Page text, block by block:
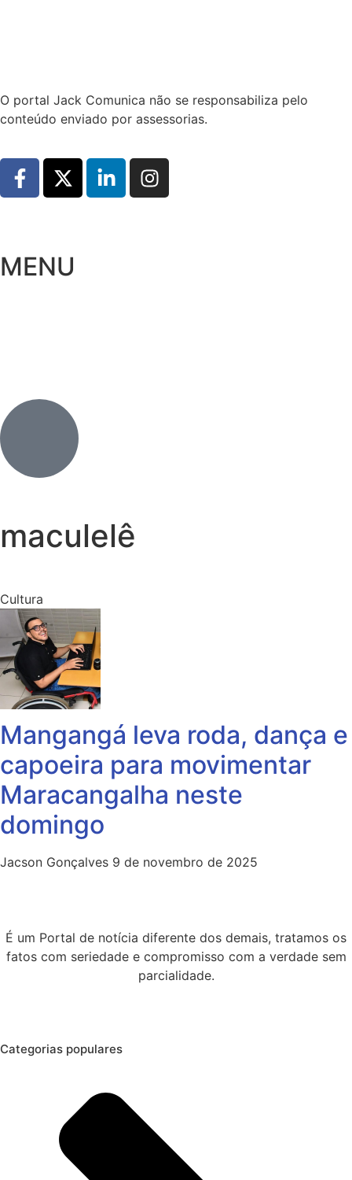
O portal Jack Comunica não se responsabiliza pelo
conteúdo enviado por assessorias.
MENU
maculelê
Cultura
Mangangá leva roda, dança e
capoeira para movimentar
Maracangalha neste
domingo
Jacson Gonçalves 9 de novembro de 2025
É um Portal de notícia diferente dos demais, tratamos os
fatos com seriedade e compromisso com a verdade sem
parcialidade.
Categorias populares